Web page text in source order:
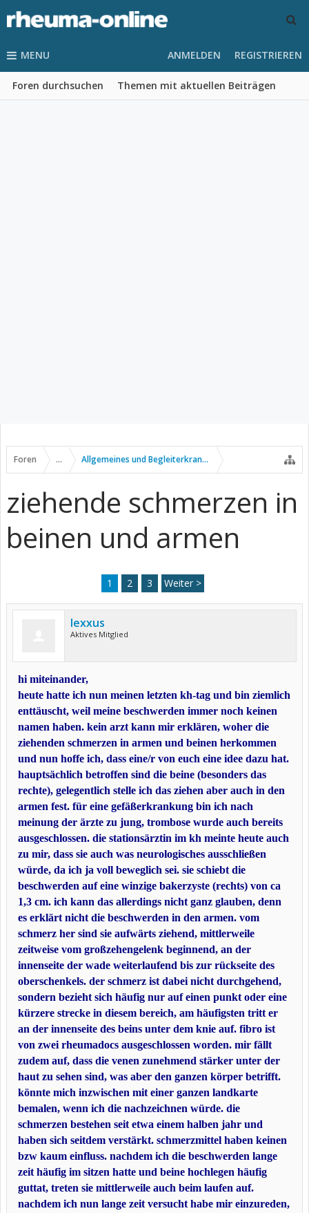
MENU
Foren durchsuchen Themen mit aktuellen Beiträgen
ANMELDEN REGISTRIEREN
Foren ... Allgemeines und Begleiterkrankungen
ziehende schmerzen in
beinen und armen
1 2 3 Weiter >
lexxus
Aktives Mitglied
hi miteinander,
heute hatte ich nun meinen letzten kh-tag und bin ziemlich
enttäuscht, weil meine beschwerden immer noch keinen
namen haben. kein arzt kann mir erklären, woher die
ziehenden schmerzen in armen und beinen herkommen
und nun hoffe ich, dass eine/r von euch eine idee dazu hat.
hauptsächlich betroffen sind die beine (besonders das
rechte), gelegentlich stelle ich das ziehen aber auch in den
armen fest. für eine gefäßerkrankung bin ich nach
meinung der ärzte zu jung, trombose wurde auch bereits
ausgeschlossen. die stationsärztin im kh meinte heute auch
zu mir, dass sie auch was neurologisches ausschließen
würde, da ich ja voll beweglich sei. sie schiebt die
beschwerden auf eine winzige bakerzyste (rechts) von ca
1,3 cm. ich kann das allerdings nicht ganz glauben, denn
es erklärt nicht die beschwerden in den armen. vom
schmerz her sind sie aufwärts ziehend, mittlerweile
zeitweise vom großzehengelenk beginnend, an der
innenseite der wade weiterlaufend bis zur rückseite des
oberschenkels. der schmerz ist dabei nicht durchgehend,
sondern bezieht sich häufig nur auf einen punkt oder eine
kürzere strecke in diesem bereich, am häufigsten tritt er
an der innenseite des beins unter dem knie auf. fibro ist
von zwei rheumadocs ausgeschlossen worden. mir fällt
zudem auf, dass die venen zunehmend stärker unter der
haut zu sehen sind, was aber den ganzen körper betrifft.
könnte mich inzwischen mit einer ganzen landkarte
bemalen, wenn ich die nachzeichnen würde. die
schmerzen bestehen seit etwa einem halben jahr und
haben sich seitdem verstärkt. schmerzmittel haben keinen
bzw kaum einfluss. nachdem ich die beschwerden lange
zeit häufig im sitzen hatte und beine hochlegen häufig
guttat, treten sie mittlerweile auch beim laufen auf.
nachdem ich nun lange zeit versucht habe mir einzureden,